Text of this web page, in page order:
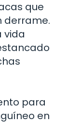
que
derrame.
vida
para
en